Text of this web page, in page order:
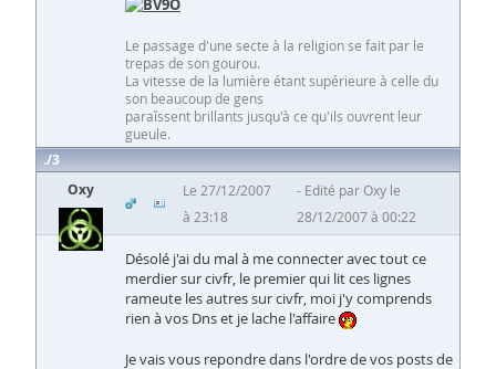
Le passage d'une secte à la religion se fait par le
trepas de son gourou.
La vitesse de la lumière étant supérieure à celle du
son beaucoup de gens
paraîssent brillants jusqu'à ce qu'ils ouvrent leur
gueule.
3
Oxy
Le 27/12/2007
à 23:18
Edité par Oxy le
28/12/2007 à 00:22
Désolé j'ai du mal à me connecter avec tout ce
merdier sur civfr, le premier qui lit ces lignes
rameute les autres sur civfr, moi j'y comprends
rien à vos Dns et je lache l'affaire
Je vais vous repondre dans l'ordre de vos posts de